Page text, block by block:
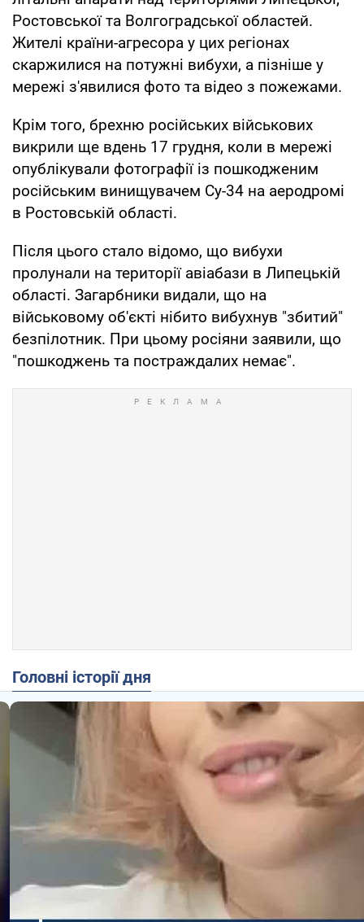
Ростовської та Волгоградської областей.
Жителі країни-агресора у цих регіонах
скаржилися на потужні вибухи, а пізніше у
мережі з'явилися фото та відео з пожежами.
Крім того, брехню російських військових
викрили ще вдень 17 грудня, коли в мережі
опублікували фотографії із пошкодженим
російським винищувачем Су-34 на аеродромі
в Ростовській області.
Після цього стало відомо, що вибухи
пролунали на території авіабази в Липецькій
області. Загарбники видали, що на
військовому об'єкті нібито вибухнув "збитий"
безпілотник. При цьому росіяни заявили, що
"пошкоджень та постраждалих немає".
Головні історії дня